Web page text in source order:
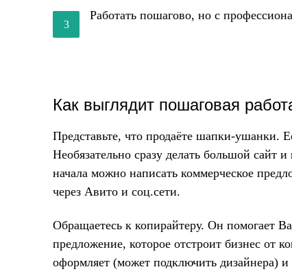
Работать пошагово, но с
Как выглядит пошаговая
Представьте, что продаёте шапки-ушанки.
Необязательно сразу делать большой сайт
начала можно написать коммерческое
через Авито и соц.сети.
Обращаетесь к копирайтеру. Он помогает
предложение, которое отстроит бизнес от
оформляет (может подключить дизайнера) и